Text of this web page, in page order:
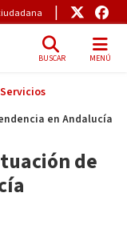
Enlace
BUSCAR MENÚ
Servicios
en Andalucía
de